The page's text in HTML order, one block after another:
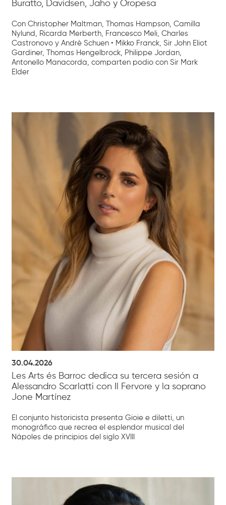
Buratto, Davidsen, Jaho y Oropesa
Con Christopher Maltman, Thomas Hampson, Camilla
Nylund, Ricarda Merberth, Francesco Meli, Charles
Castronovo y Andrè Schuen • Mikko Franck, Sir John Eliot
Gardiner, Thomas Hengelbrock, Philippe Jordan,
Antonello Manacorda, comparten podio con Sir Mark
Elder
30.04.2026
Les Arts és Barroc dedica su tercera sesión a
Alessandro Scarlatti con Il Fervore y la soprano
Jone Martínez
El conjunto historicista presenta Gioie e diletti, un
monográfico que recrea el esplendor musical del
Nápoles de principios del siglo XVIII